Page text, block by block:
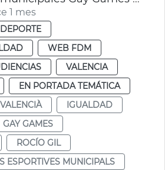
1 mes
WEB FDM
VALENCIA
EN PORTADA TEMÁTICA
VALENCIÀ
IGUALDAD
GAY GAMES
ROCÍO GIL
ESPORTIVES MUNICIPALS